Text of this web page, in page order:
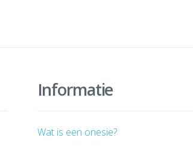
Informatie
Wat is een onesie?